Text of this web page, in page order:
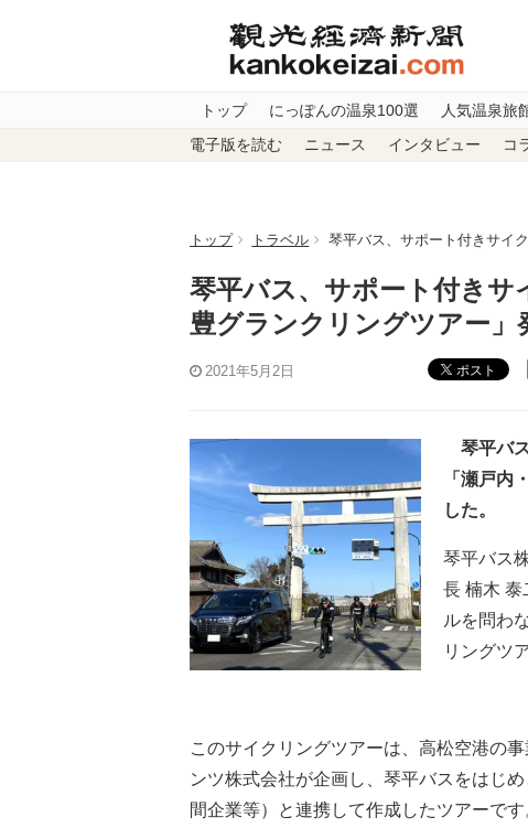
トップ にっぽんの温泉100選 人気温泉旅
電子版を読む ニュース インタビュー コ
トップ トラベル 琴平バス、サポート付きサイ
琴平バス、サポート付きサ
豊グランクリングツアー」
2021年5月2日 ポスト
琴平バ
「瀬戸内
した。
琴平バス
長 楠木 泰
ルを問わ
リングツ
このサイクリングツアーは、高松空港の
ンツ株式会社が企画し、琴平バスをはじ
間企業等）と連携して作成したツアーです